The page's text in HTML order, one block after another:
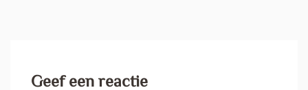
Geef een reactie